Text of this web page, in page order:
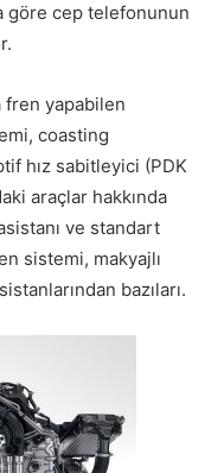
göre cep telefonunun
fren yapabilen
coasting
hız sabitleyici (PDK
araçlar hakkında
ve standart
sistemi, makyajlı
bazıları.